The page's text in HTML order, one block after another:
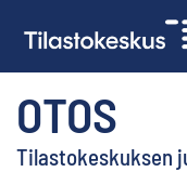
OTOS
Tilastokeskuksen